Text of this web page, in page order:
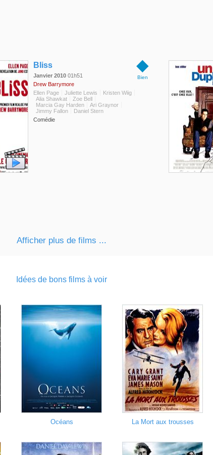
◆
Bien
Bliss
Janvier 201001h51
Drew Barrymore
Ellen Page
Juliette Lewis
Kristen Wiig
Alia Shawkat
Zoe Bell
Marcia Gay Harden
Ari Graynor
Jimmy Fallon
Daniel Stern
Comédie
Afficher plus de films ...
Idées de bons films à voir
Océans La Mort aux trousses